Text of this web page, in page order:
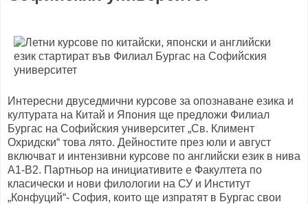
Интересни двуседмични курсове за опознаване езика и
културата на Китай и Япония ще предложи Филиал
Бургас на Софийския университет „Св. Климент
Охридски“ това лято. Дейностите през юли и август
включват и интензивни курсове по английски език в нива
А1-В2. Партньор на инициативите е Факултета по
класически и нови филологии на СУ и Институт
„Конфуций“- София, които ще изпратят в Бургас свои